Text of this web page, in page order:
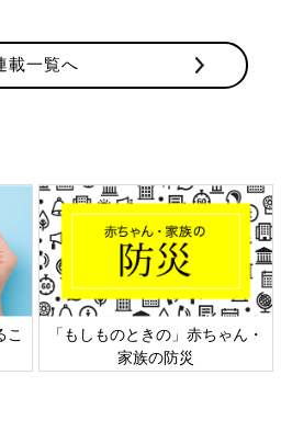
載一覧へ
こ
「もしものときの」赤ちゃん・
家族の防災